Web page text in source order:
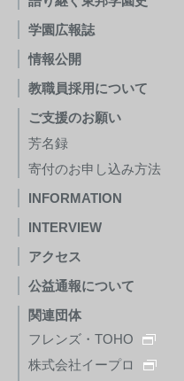
学園広報誌
情報公開
教職員採用について
ご支援のお願い
芳名録
寄付のお申し込み方法
INFORMATION
INTERVIEW
アクセス
公益通報について
関連団体
フレンズ・TOHO
株式会社イープロ